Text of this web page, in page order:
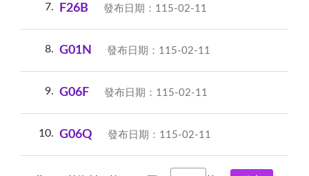
7 F26B 發布日期：115-02-11
8 G01N 發布日期：115-02-11
9 G06F 發布日期：115-02-11
10 G06Q 發布日期：115-02-11